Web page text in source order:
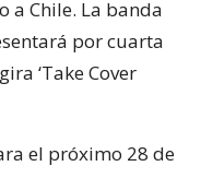
a Chile. La banda
por cuarta
‘Take Cover
el próximo 28 de